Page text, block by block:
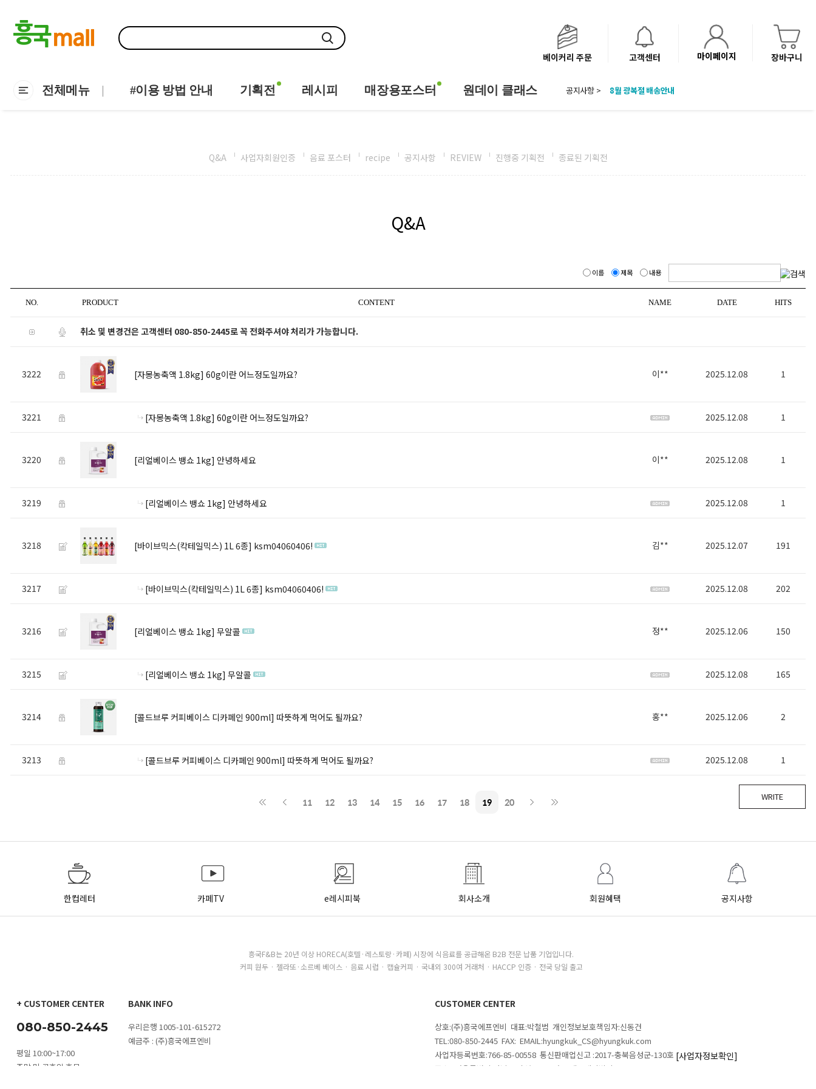
베이커리 주문 고객센터 마이페이지 장바구니
전체메뉴 #이용 방법 안내 기획전 레시피 매장용포스터 원데이 클래스 공지사항 >
8월 광복절 배송안내
Q&A 사업자회원인증 음료 포스터 recipe 공지사항 REVIEW 진행중 기획전 종료된 기획전
Q&A
이름 제목 내용
NO. PRODUCT CONTENT NAME DATE HITS
취소 및 변경건은 고객센터 080-850-2445로 꼭 전화주셔야 처리가 가능합니다.
3222 [자몽농축액 1.8kg] 60g이란 어느정도일까요? 이** 2025.12.08 1
3221 [자몽농축액 1.8kg] 60g이란 어느정도일까요? 2025.12.08 1
3220 [리얼베이스 뱅쇼 1kg] 안녕하세요 이** 2025.12.08 1
3219 [리얼베이스 뱅쇼 1kg] 안녕하세요 2025.12.08 1
3218 [바이브믹스(칵테일믹스) 1L 6종] ksm04060406! 김** 2025.12.07 191
3217 [바이브믹스(칵테일믹스) 1L 6종] ksm04060406! 2025.12.08 202
3216 [리얼베이스 뱅쇼 1kg] 무알콜 정** 2025.12.06 150
3215 [리얼베이스 뱅쇼 1kg] 무알콜 2025.12.08 165
3214 [콜드브루 커피베이스 디카페인 900ml] 따뜻하게 먹어도 될까요? 홍** 2025.12.06 2
3213 [콜드브루 커피베이스 디카페인 900ml] 따뜻하게 먹어도 될까요? 2025.12.08 1
WRITE
11 12 13 14 15 16 17 18 19 20
한컵레터 카페TV e레시피북 회사소개 회원혜택 공지사항
흥국F&B는 20년 이상 HORECA(호텔·레스토랑·카페) 시장에 식음료를 공급해온 B2B 전문 납품 기업입니다.
커피 원두 · 젤라또·소르베 베이스 · 음료 시럽 · 캡슐커피 · 국내외 300여 거래처 · HACCP 인증 · 전국 당일 출고
+ CUSTOMER CENTER
080-850-2445
평일 10:00~17:00
주말 및 공휴일 휴무
BANK INFO
우리은행 1005-101-615272
예금주 : (주)흥국에프엔비
CUSTOMER CENTER
상호:(주)흥국에프엔비 대표:박철범 개인정보보호책임자:신동건
TEL:080-850-2445 FAX: EMAIL:hyungkuk_CS@hyungkuk.com
사업자등록번호:766-85-00558 통신판매업신고 :2017-충북음성군-130호 [사업자정보확인]
주소 : 서울특별시 강남구 삼성로 546 흥국에프엔비빌딩